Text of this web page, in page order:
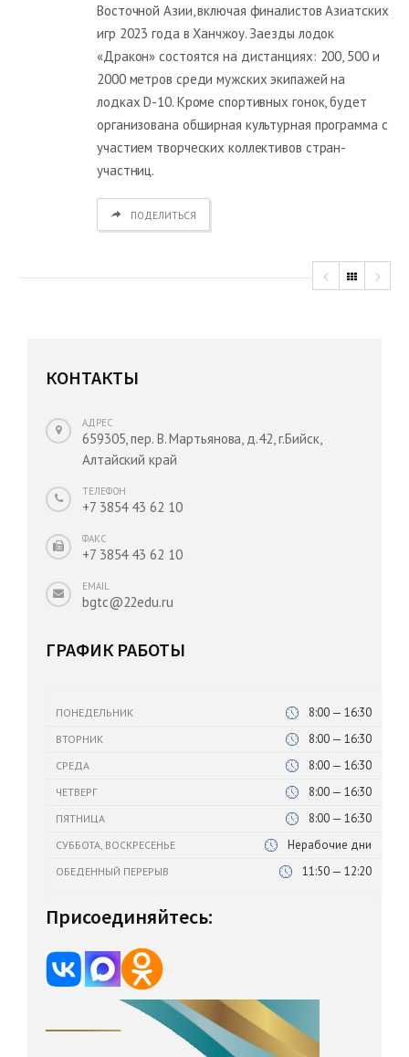
Восточной Азии, включая финалистов Азиатских
игр 2023 года в Ханчжоу. Заезды лодок
«Дракон» состоятся на дистанциях: 200, 500 и
2000 метров среди мужских экипажей на
лодках D-10. Кроме спортивных гонок, будет
организована обширная культурная программа с
участием творческих коллективов стран-
участниц.
ПОДЕЛИТЬСЯ
КОНТАКТЫ
АДРЕС
659305, пер. В. Мартьянова, д.42, г.Бийск,
Алтайский край
ТЕЛЕФОН
+7 3854 43 62 10
ФАКС
+7 3854 43 62 10
EMAIL
bgtc@22edu.ru
ГРАФИК РАБОТЫ
ПОНЕДЕЛЬНИК 8:00 — 16:30
ВТОРНИК 8:00 — 16:30
СРЕДА 8:00 — 16:30
ЧЕТВЕРГ 8:00 — 16:30
ПЯТНИЦА 8:00 — 16:30
СУББОТА, ВОСКРЕСЕНЬЕ Нерабочие дни
ОБЕДЕННЫЙ ПЕРЕРЫВ 11:50 — 12:20
Присоединяйтесь: